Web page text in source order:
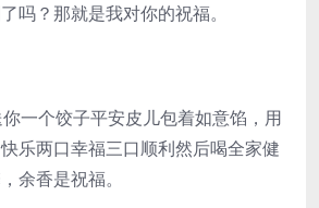
吗？那就是我对你的祝福。
一个饺子平安皮儿包着如意馅，用
乐两口幸福三口顺利然后喝全家健
余香是祝福。